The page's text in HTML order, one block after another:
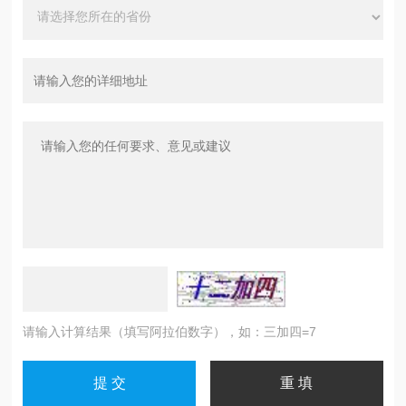
请输入计算结果（填写阿拉伯数字），如：三加四=7